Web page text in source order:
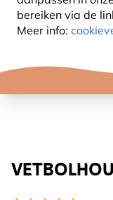
bereiken via de
Meer info: